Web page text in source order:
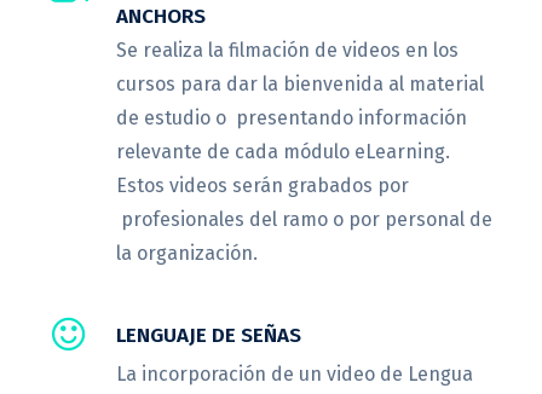
ANCHORS
Se realiza la filmación de videos en los
cursos para dar la bienvenida al material
de estudio o presentando información
relevante de cada módulo eLearning.
Estos videos serán grabados por
profesionales del ramo o por personal de
la organización.
LENGUAJE DE SEÑAS
La incorporación de un video de Lengua